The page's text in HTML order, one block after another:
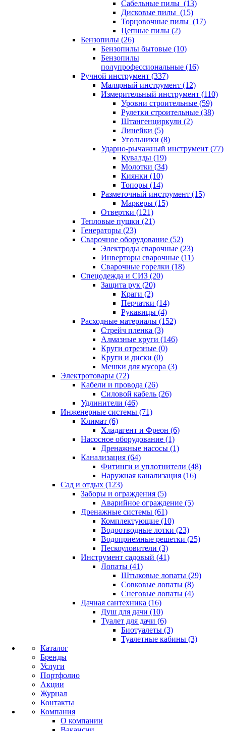
Сабельные пилы (13)
Дисковые пилы (15)
Торцовочные пилы (17)
Цепные пилы (2)
Бензопилы (26)
Бензопилы бытовые (10)
Бензопилы
полупрофессиональные (16)
Ручной инструмент (337)
Малярный инструмент (12)
Измерительный инструмент (110)
Уровни строительные (59)
Рулетки строительные (38)
Штангенциркули (2)
Линейки (5)
Угольники (8)
Ударно-рычажный инструмент (77)
Кувалды (19)
Молотки (34)
Киянки (10)
Топоры (14)
Разметочный инструмент (15)
Маркеры (15)
Отвертки (121)
Тепловые пушки (21)
Генераторы (23)
Сварочное оборудование (52)
Электроды сварочные (23)
Инверторы сварочные (11)
Сварочные горелки (18)
Спецодежда и СИЗ (20)
Защита рук (20)
Краги (2)
Перчатки (14)
Рукавицы (4)
Расходные материалы (152)
Стрейч пленка (3)
Алмазные круги (146)
Круги отрезные (0)
Круги и диски (0)
Мешки для мусора (3)
Электротовары (72)
Кабели и провода (26)
Силовой кабель (26)
Удлинители (46)
Инженерные системы (71)
Климат (6)
Хладагент и Фреон (6)
Насосное оборудование (1)
Дренажные насосы (1)
Канализация (64)
Фитинги и уплотнители (48)
Наружная канализация (16)
Сад и отдых (123)
Заборы и ограждения (5)
Аварийное ограждение (5)
Дренажные системы (61)
Комплектующие (10)
Водоотводные лотки (23)
Водоприемные решетки (25)
Пескоуловители (3)
Инструмент садовый (41)
Лопаты (41)
Штыковые лопаты (29)
Совковые лопаты (8)
Снеговые лопаты (4)
Дачная сантехника (16)
Душ для дачи (10)
Туалет для дачи (6)
Биотуалеты (3)
Туалетные кабины (3)
Каталог
Бренды
Услуги
Портфолио
Акции
Журнал
Контакты
Компания
О компании